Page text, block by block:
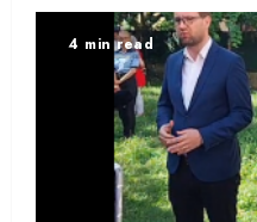
4 min read